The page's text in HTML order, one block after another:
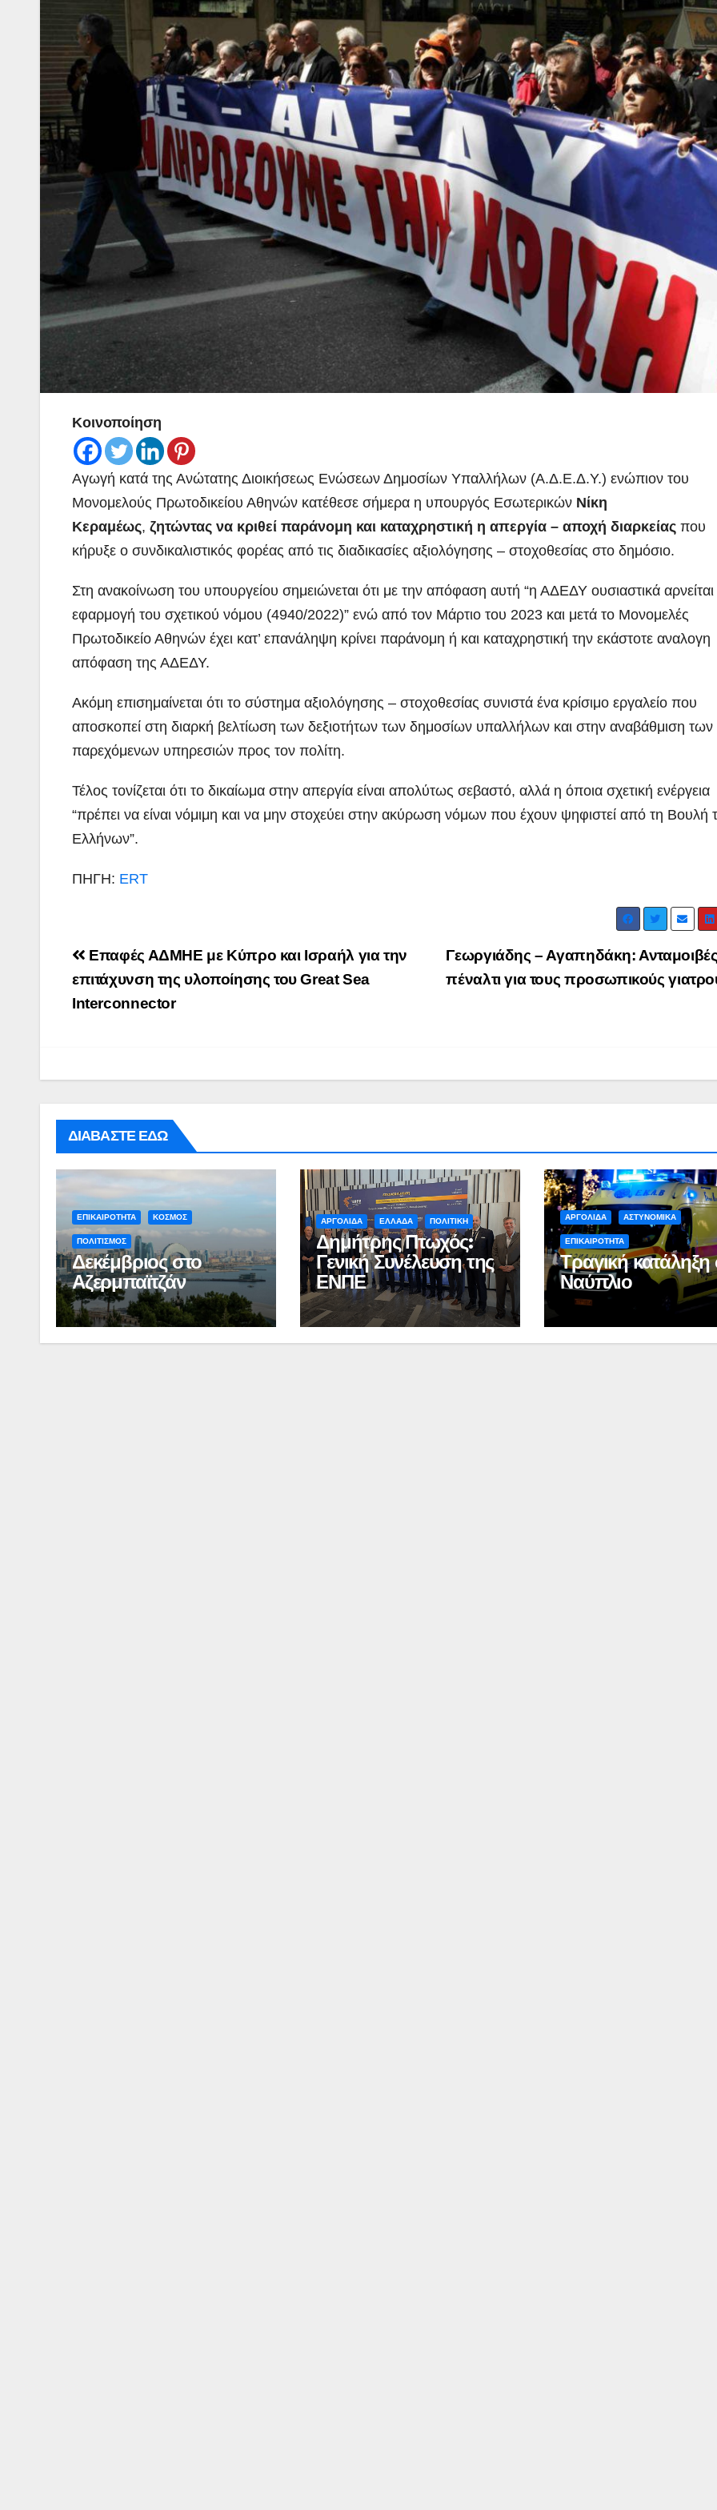
Κοινοποίηση
Αγωγή κατά της Ανώτατης Διοικήσεως Ενώσεων Δημοσίων Υπαλλήλων (Α.Δ.Ε.Δ.Υ.) ενώπιον του
Μονομελούς Πρωτοδικείου Αθηνών κατέθεσε σήμερα η υπουργός Εσωτερικών Νίκη
Κεραμέως, ζητώντας να κριθεί παράνομη και καταχρηστική η απεργία – αποχή διαρκείας που
κήρυξε ο συνδικαλιστικός φορέας από τις διαδικασίες αξιολόγησης – στοχοθεσίας στο δημόσιο.
Στη ανακοίνωση του υπουργείου σημειώνεται ότι με την απόφαση αυτή “η ΑΔΕΔΥ ουσιαστικά αρνείται
εφαρμογή του σχετικού νόμου (4940/2022)” ενώ από τον Μάρτιο του 2023 και μετά το Μονομελές
Πρωτοδικείο Αθηνών έχει κατ’ επανάληψη κρίνει παράνομη ή και καταχρηστική την εκάστοτε αναλογη
απόφαση της ΑΔΕΔΥ.
Ακόμη επισημαίνεται ότι το σύστημα αξιολόγησης – στοχοθεσίας συνιστά ένα κρίσιμο εργαλείο που
αποσκοπεί στη διαρκή βελτίωση των δεξιοτήτων των δημοσίων υπαλλήλων και στην αναβάθμιση των
παρεχόμενων υπηρεσιών προς τον πολίτη.
Τέλος τονίζεται ότι το δικαίωμα στην απεργία είναι απολύτως σεβαστό, αλλά η όποια σχετική ενέργεια
“πρέπει να είναι νόμιμη και να μην στοχεύει στην ακύρωση νόμων που έχουν ψηφιστεί από τη Βουλή
Ελλήνων”.
ΠΗΓΗ: ERT
Post
navigation
Γεωργιάδης – Αγαπηδάκη: Ανταμοιβές
πέναλτι για τους προσωπικούς
Επαφές ΑΔΜΗΕ με Κύπρο και Ισραήλ για την
επιτάχυνση της υλοποίησης του Great Sea
Interconnector
ΔΙΑΒΑΣΤΕ ΕΔΩ
ΕΠΙΚΑΙΡΟΤΗΤΑ ΚΟΣΜΟΣ
ΠΟΛΙΤΙΣΜΟΣ
Δεκέμβριος στο
Αζερμπαϊτζάν
ΑΡΓΟΛΙΔΑ ΕΛΛΑΔΑ ΠΟΛΙΤΙΚΗ
Δημήτρης Πτωχός:
Γενική Συνέλευση της
ΕΝΠΕ
ΑΡΓΟΛΙΔΑ ΑΣΤΥΝΟΜΙΚΑ
ΕΠΙΚΑΙΡΟΤΗΤΑ
Τραγική κατάληξη
Ναύπλιο
ΝΑΥΠΛΙΟ:
Άσκηση
Ενημερωτική
επίσκεψη του
Ιωάννη
Ολιστικό Σχέδιο
Ανακύκλωσης
ΒΙΝΤΕΟ
ΑΡΓΟΛΙΔΑ
ΡΕΠΟΡΤΑΖ ΒΙΝΤΕΟ
18